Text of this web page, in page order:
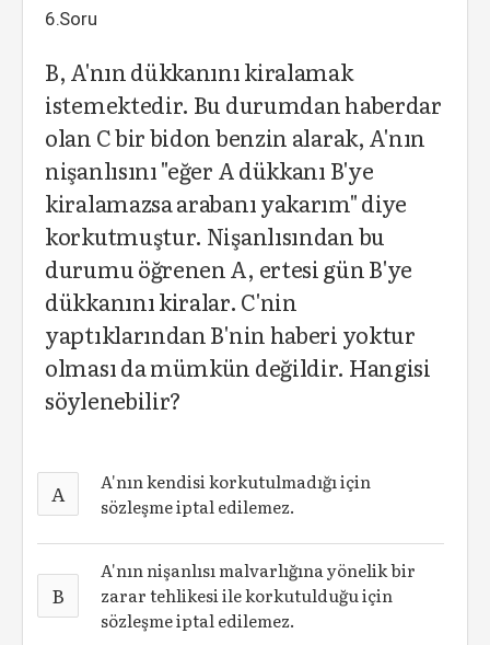
6.Soru
B, A'nın dükkanını kiralamak
istemektedir. Bu durumdan haberdar
olan C bir bidon benzin alarak, A'nın
nişanlısını "eğer A dükkanı B'ye
kiralamazsa arabanı yakarım" diye
korkutmuştur. Nişanlısından bu
durumu öğrenen A, ertesi gün B'ye
dükkanını kiralar. C'nin
yaptıklarından B'nin haberi yoktur
olması da mümkün değildir. Hangisi
söylenebilir?
A
A'nın kendisi korkutulmadığı için
sözleşme iptal edilemez.
B
A'nın nişanlısı malvarlığına yönelik bir
zarar tehlikesi ile korkutulduğu için
sözleşme iptal edilemez.